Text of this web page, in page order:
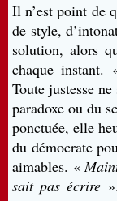
Il n’est point de
de style,
solution, alors
chaque instant.
Toute justesse
paradoxe ou du
ponctuée, elle
du démocrate
aimables. «
sait pas écrire